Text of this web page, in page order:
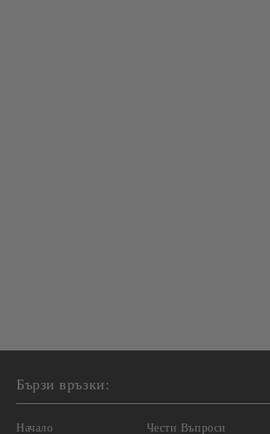
Бързи връзки:
Начало Чести Въпроси